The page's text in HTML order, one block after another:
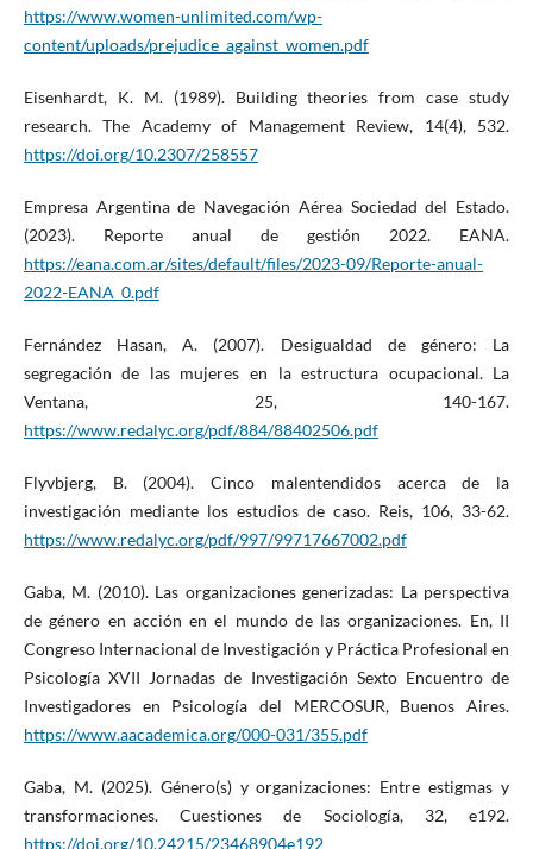
https://www.women-unlimited.com/wp-
content/uploads/prejudice_against_women.pdf
Eisenhardt, K. M. (1989). Building theories from case study
research. The Academy of Management Review, 14(4), 532.
https://doi.org/10.2307/258557
Empresa Argentina de Navegación Aérea Sociedad del Estado.
(2023). Reporte anual de gestión 2022. EANA.
https://eana.com.ar/sites/default/files/2023-09/Reporte-anual-
2022-EANA_0.pdf
Fernández Hasan, A. (2007). Desigualdad de género: La
segregación de las mujeres en la estructura ocupacional. La
Ventana, 25, 140-167.
https://www.redalyc.org/pdf/884/88402506.pdf
Flyvbjerg, B. (2004). Cinco malentendidos acerca de la
investigación mediante los estudios de caso. Reis, 106, 33-62.
https://www.redalyc.org/pdf/997/99717667002.pdf
Gaba, M. (2010). Las organizaciones generizadas: La perspectiva
de género en acción en el mundo de las organizaciones. En, II
Congreso Internacional de Investigación y Práctica Profesional en
Psicología XVII Jornadas de Investigación Sexto Encuentro de
Investigadores en Psicología del MERCOSUR, Buenos Aires.
https://www.aacademica.org/000-031/355.pdf
Gaba, M. (2025). Género(s) y organizaciones: Entre estigmas y
transformaciones. Cuestiones de Sociología, 32, e192.
https://doi.org/10.24215/23468904e192